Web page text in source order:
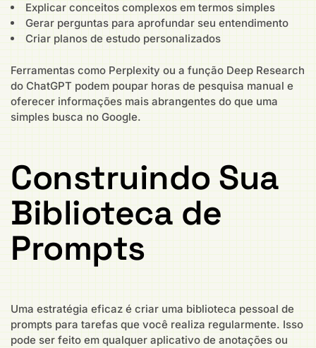
Explicar conceitos complexos em termos simples
Gerar perguntas para aprofundar seu entendimento
Criar planos de estudo personalizados
Ferramentas como Perplexity ou a função Deep Research
do ChatGPT podem poupar horas de pesquisa manual e
oferecer informações mais abrangentes do que uma
simples busca no Google.
Construindo Sua
Biblioteca de
Prompts
Uma estratégia eficaz é criar uma biblioteca pessoal de
prompts para tarefas que você realiza regularmente. Isso
pode ser feito em qualquer aplicativo de anotações ou